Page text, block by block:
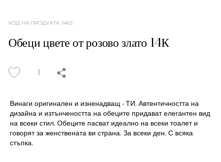
КОД НА ПРОДУКТА:1465
Обеци цвете от розово злато 14К
Винаги оригинален и изненадващ - ТИ. Автентичността на
дизайна и изтънчеността на обеците придават елегантен вид
на всеки стил. Обеците пасват идеално на всеки тоалет и
говорят за женствената ви страна. За всеки ден. С всяка
стъпка.